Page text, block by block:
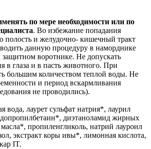
по мере необходимости или по
. Во избежание попадания
полость и желудочно- кишечный тракт
данную процедуру в наморднике
воротнике. Не допускать
в глаза и в пасть животного. При
большим количеством теплой воды. Не
и период вскармливания
не проводились).
вода, лаурет сульфат натрия*, лаурил
диэтаноламид жирных
масла*, пропиленгликоль, натрий лауроил
экстракт коры ивы*, лимонная кислота,
IT.